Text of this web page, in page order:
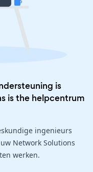
is
is the helpcentrum
ingenieurs
Network Solutions
werken.